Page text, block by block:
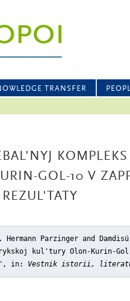
TRANSFER
KOMPLEKS
GOL-10 V
Parzinger and
kul'tury Olon-Kurin-
, in: Vestnik istorii,